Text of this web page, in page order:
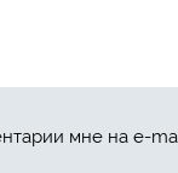
мне на e-